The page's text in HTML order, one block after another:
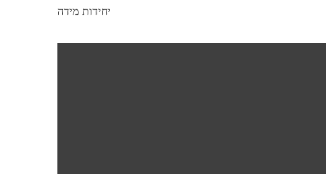
יחידות מידה